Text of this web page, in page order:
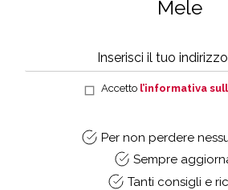
Mele
Accetto l’informativa
Per non perdere
Sempre
Tanti consigli e